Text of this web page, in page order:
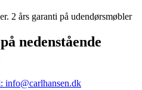
2 års garanti på udendørsmøbler
nedenstående
info@carlhansen.dk